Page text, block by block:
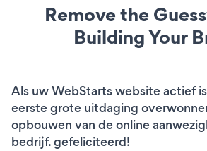
Remove the
Building Your
Als uw WebStarts website actief
eerste grote uitdaging
opbouwen van de online
bedrijf. gefeliciteerd!